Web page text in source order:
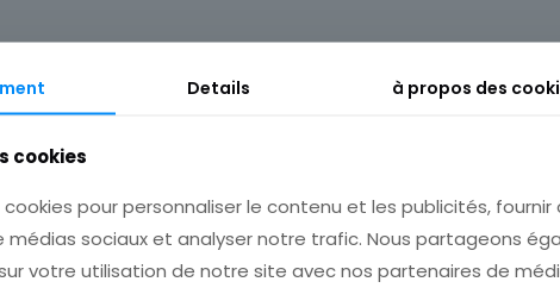
Details à propos des
cookies
cookies pour personnaliser le contenu et les publicités, fournir
sociaux et analyser notre trafic. Nous partageons
votre utilisation de notre site avec nos partenaires de